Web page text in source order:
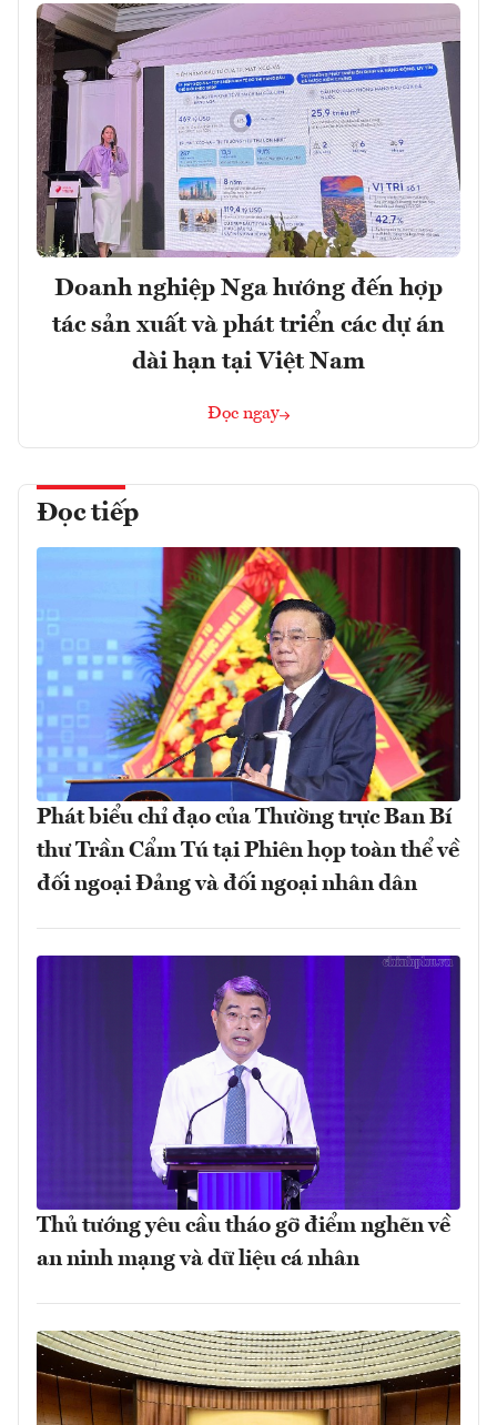
Doanh nghiệp Nga hướng đến hợp
tác sản xuất và phát triển các dự án
dài hạn tại Việt Nam
Đọc ngay
Đọc tiếp
Phát biểu chỉ đạo của Thường trực Ban Bí
thư Trần Cẩm Tú tại Phiên họp toàn thể về
đối ngoại Đảng và đối ngoại nhân dân
Thủ tướng yêu cầu tháo gỡ điểm nghẽn về
an ninh mạng và dữ liệu cá nhân